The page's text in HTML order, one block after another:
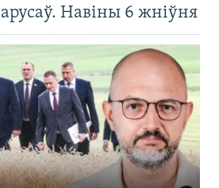
Навіны 6 жніўня